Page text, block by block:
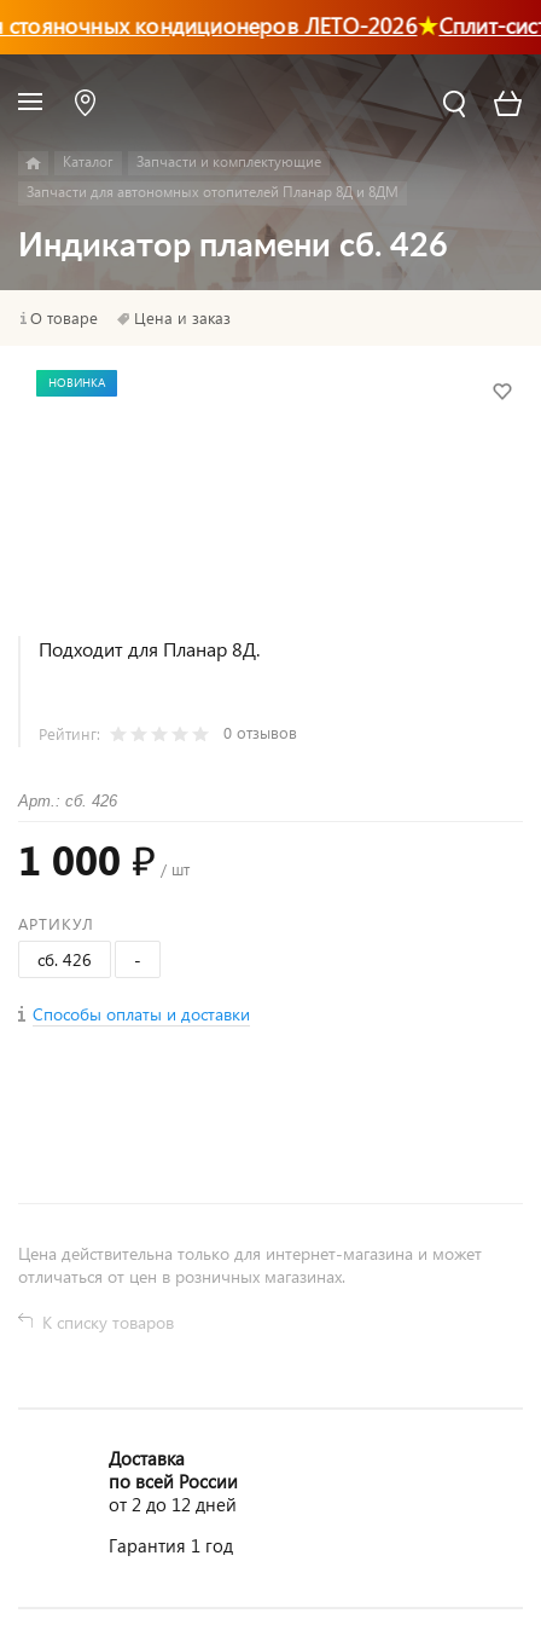
кондиционеров ЛЕТО-2026 Сплит-
Каталог
Запчасти и комплектующие
Запчасти для автономных отопителей Планар 8Д и 8ДМ
Индикатор пламени сб. 426
О товаре Цена и заказ
НОВИНКА
Подходит для Планар 8Д.
Рейтинг: 0 отзывов
Арт.: сб. 426
1 000 ₽ / шт
АРТИКУЛ
сб. 426 -
Способы оплаты и доставки
Цена действительна только для интернет-магазина и может
отличаться от цен в розничных магазинах.
К списку товаров
Доставка
по всей России
от 2 до 12 дней
Гарантия 1 год